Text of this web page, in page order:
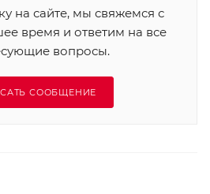
на сайте, мы свяжемся с
время и ответим на все
вопросы.
СООБЩЕНИЕ